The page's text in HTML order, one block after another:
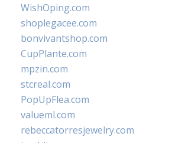
WishOping.com
shoplegacee.com
bonvivantshop.com
CupPlante.com
mpzin.com
stcreal.com
PopUpFlea.com
valueml.com
rebeccatorresjewelry.com